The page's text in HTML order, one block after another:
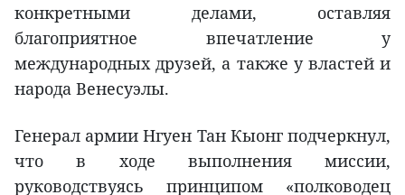
конкретными делами, оставляя
благоприятное впечатление у
международных друзей, а также у властей и
народа Венесуэлы.
Генерал армии Нгуен Тан Кыонг подчеркнул,
что в ходе выполнения миссии,
руководствуясь принципом «полководец